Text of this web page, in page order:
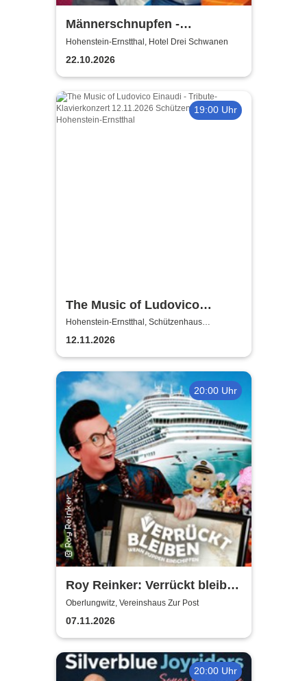
Männerschnupfen -
Buchenau Comedy Tour
Hohenstein-Ernstthal, Hotel Drei Schwanen
22.10.2026
19:00 Uhr
The Music of Ludovico
Einaudi: Tribute-
Klavierkonzert - Ludovico
Einaudi Tribute bei
Kerzenschein
Hohenstein-Ernstthal, Schützenhaus
Hohenstein-Ernstthal
12.11.2026
20:00 Uhr
Roy Reinker: Verrückt bleiben
- Wenn Puppen einschiffen
Oberlungwitz, Vereinshaus Zur Post
07.11.2026
20:00 Uhr